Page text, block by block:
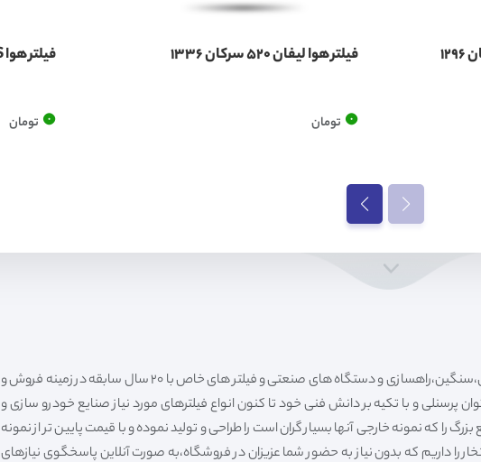
فیلتر هوا لیفان 520 سرکان 1336
0 تومان
فیلتر هوا H30 CROSS سرکان 1223
0 تومان
فیلتر شکری تهیه و توزیع کننده انواع فیلتر خودروهای سواری،سنگین،راهسازی و دستگاه های صنعتی و فیلتر های خاص با 20 سال سابقه در زمینه فروش و
پرسنلی و با تکیه بر دانش فنی خود تا کنون انواع فیلترهای مورد نیاز صنایع خودرو سازی و
را که نمونه خارجی آنها بسیار گران است را طراحی و تولید نموده و با قیمت پایین تر از نمونه
را داریم که بدون نیاز به حضور شما عزیزان در فروشگاه،به صورت آنلاین پاسخگوی نیازهای